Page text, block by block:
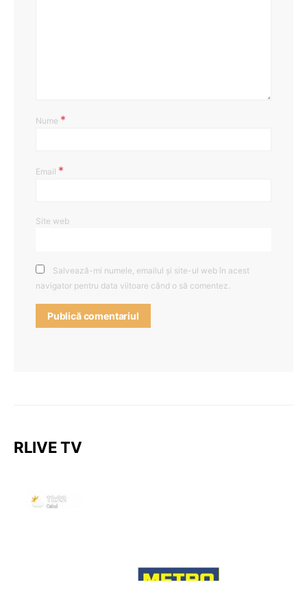
Nume *
Email *
Site web
Salvează-mi numele, emailul și site-ul web în acest
navigator pentru data viitoare când o să comentez.
RLIVE TV